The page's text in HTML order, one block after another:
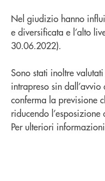
Nel giudizio hanno
e diversificata e l’alto
30.06.2022).
Sono stati inoltre
intrapreso sin dall’avvio
conferma la previsione
riducendo
Per ulteriori